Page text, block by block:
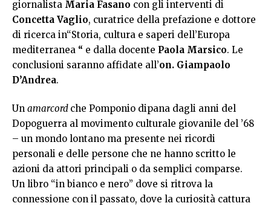
giornalista Maria Fasano con gli interventi di
Concetta Vaglio, curatrice della prefazione e dottore
di ricerca in“Storia, cultura e saperi dell’Europa
mediterranea “ e dalla docente Paola Marsico. Le
conclusioni saranno affidate all’on. Giampaolo
D’Andrea.
Un amarcord che Pomponio dipana dagli anni del
Dopoguerra al movimento culturale giovanile del ’68
– un mondo lontano ma presente nei ricordi
personali e delle persone che ne hanno scritto le
azioni da attori principali o da semplici comparse.
Un libro “in bianco e nero” dove si ritrova la
connessione con il passato, dove la curiosità cattura